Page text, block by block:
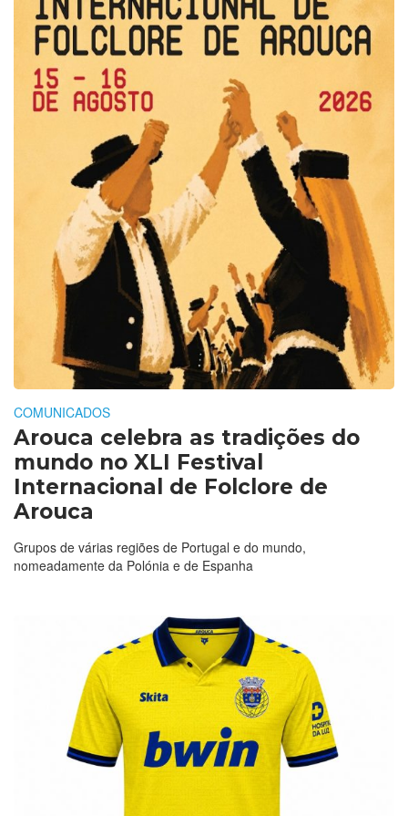
COMUNICADOS
Arouca celebra as tradições do
mundo no XLI Festival
Internacional de Folclore de
Arouca
Grupos de várias regiões de Portugal e do mundo,
nomeadamente da Polónia e de Espanha